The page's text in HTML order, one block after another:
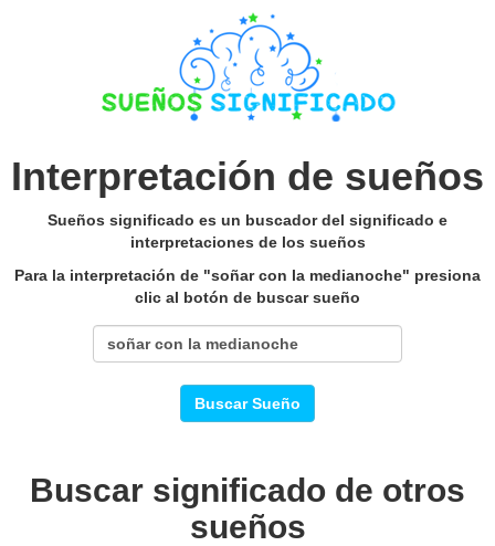
Interpretación de sueños
Sueños significado es un buscador del significado e
interpretaciones de los sueños
Para la interpretación de "soñar con la medianoche" presiona
clic al botón de buscar sueño
Buscar Sueño
Buscar significado de otros
sueños